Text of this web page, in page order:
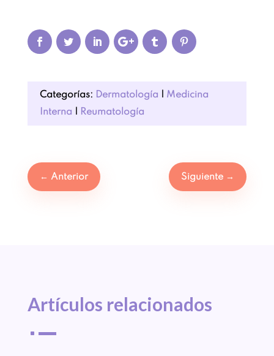
Categorías: Dermatología
Medicina
Interna
Reumatología
← Anterior Siguiente →
Artículos relacionados
^